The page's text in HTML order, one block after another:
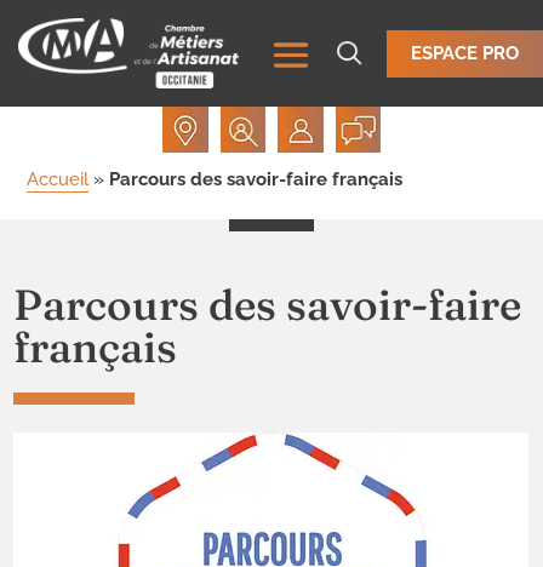
ESPACE PRO
Accueil » Parcours des savoir-faire français
Parcours des savoir-faire
français